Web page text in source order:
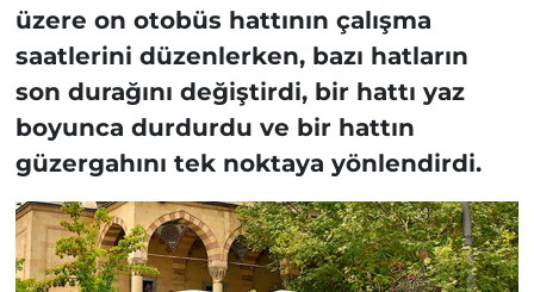
üzere on otobüs hattının çalışma
saatlerini düzenlerken, bazı hatların
son durağını değiştirdi, bir hattı yaz
boyunca durdurdu ve bir hattın
güzergahını tek noktaya yönlendirdi.